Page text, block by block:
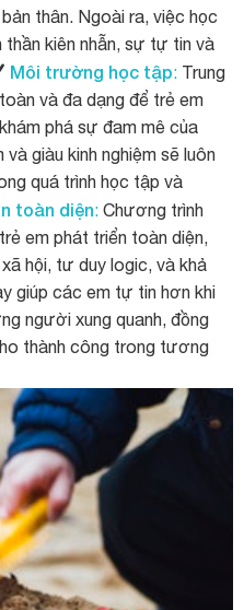
thân. Ngoài ra, việc học
thần kiên nhẫn, sự tự tin và
Môi trường học tập: Trung
và đa dạng để trẻ em
phá sự đam mê của
giàu kinh nghiệm sẽ luôn
quá trình học tập và
toàn diện: Chương trình
em phát triển toàn diện,
hội, tư duy logic, và khả
giúp các em tự tin hơn khi
người xung quanh, đồng
thành công trong tương